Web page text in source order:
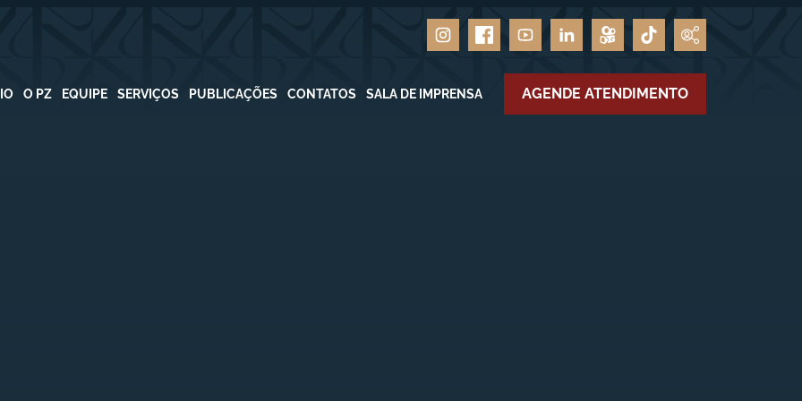
O PZ EQUIPE SERVIÇOS PUBLICAÇÕES CONTATOS SALA DE IMPRENSA AGENDE ATENDIMENTO